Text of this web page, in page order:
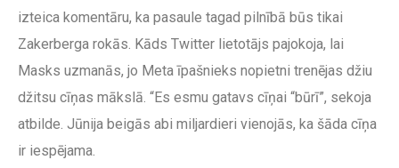
izteica komentāru, ka pasaule tagad pilnībā būs tikai
Zakerberga rokās. Kāds Twitter lietotājs pajokoja, lai
Masks uzmanās, jo Meta īpašnieks nopietni trenējas džiu
džitsu cīņas mākslā. “Es esmu gatavs cīņai “būrī”, sekoja
atbilde. Jūnija beigās abi miljardieri vienojās, ka šāda cīņa
ir iespējama.